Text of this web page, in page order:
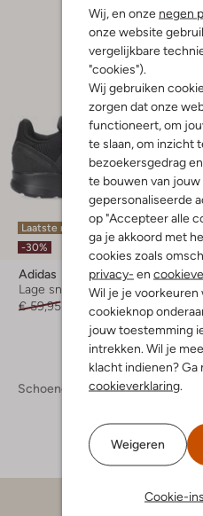
Wij, en onze negen
onze website
vergelijkbare
"cookies").
Wij gebruiken
zorgen dat onze
functioneert, om
te slaan, om inzicht
bezoekersgedrag
te bouwen van
gepersonaliseerde
op "Accepteer alle
ga je akkoord met
cookies zoals
privacy- en
Wil je je voorkeuren
cookieknop
jouw toestemming
intrekken. Wil je
klacht indienen? Ga
cookieverklaring
Weigeren
Cookie-
Laatste maten
-30%
Adidas
Lage sneakers
€ 59,95
€ 41,95
Schoenen Sneakers